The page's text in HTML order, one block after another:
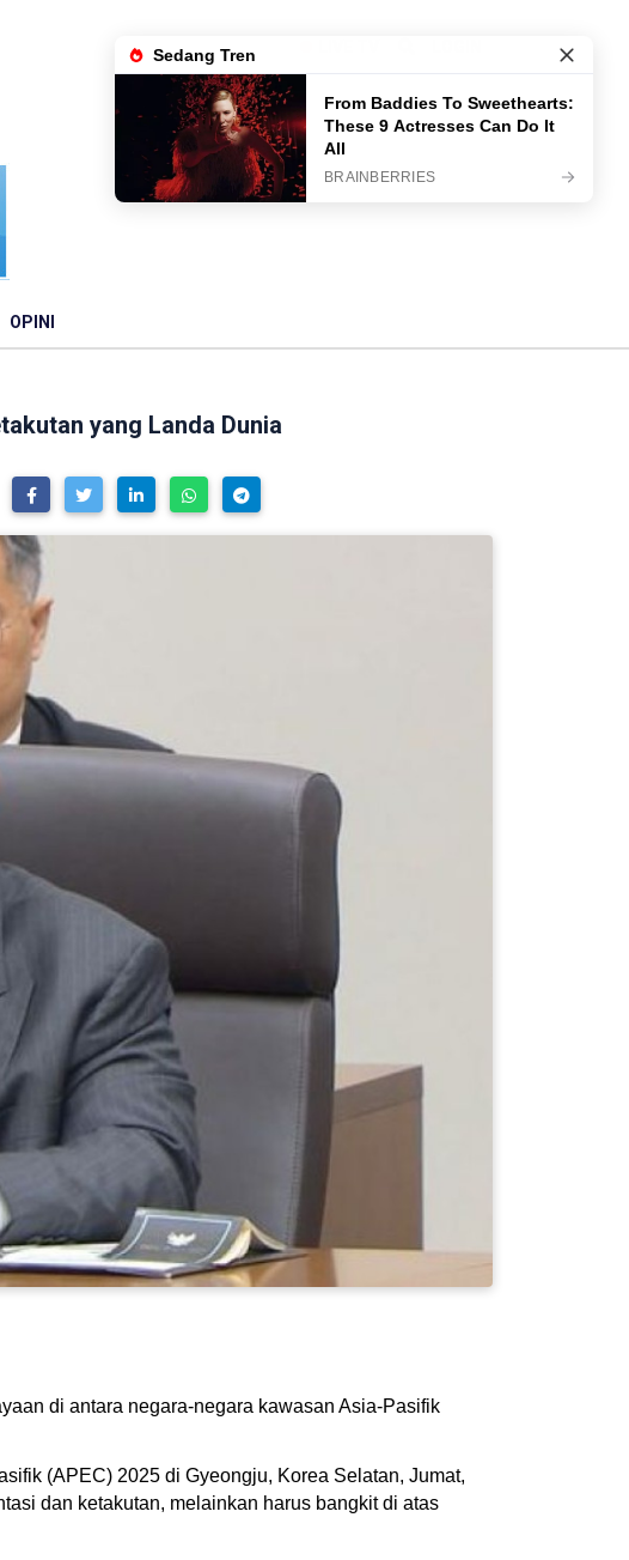
OPINI
yang Landa Dunia
di antara negara-negara kawasan Asia-Pasifik
(APEC) 2025 di Gyeongju, Korea Selatan, Jumat,
dan ketakutan, melainkan harus bangkit di atas